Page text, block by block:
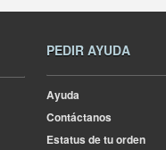
PEDIR AYUDA
Ayuda
Contáctanos
Estatus de tu orden